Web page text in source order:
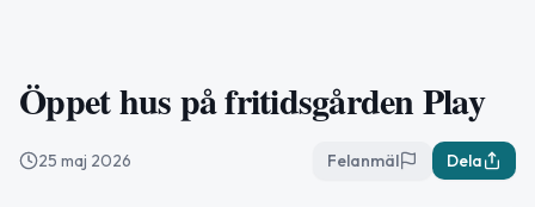
Öppet hus på fritidsgården Play
25 maj 2026 Felanmäl Dela